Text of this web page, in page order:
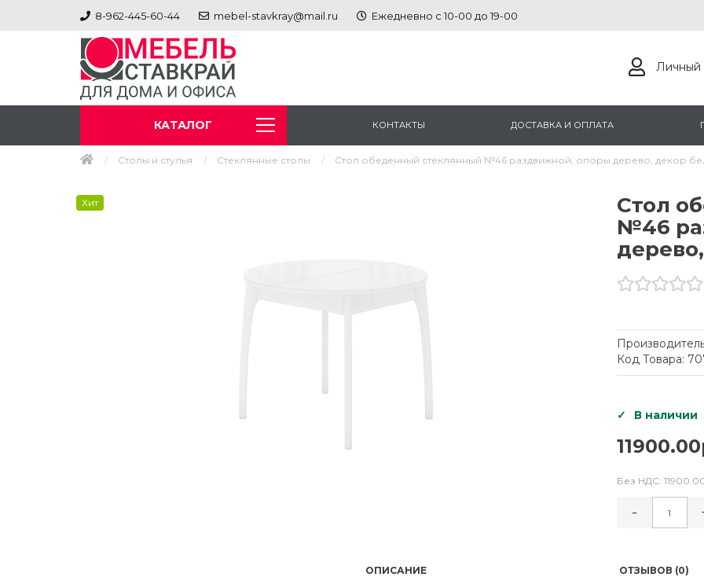
8-962-445-60-44 mebel-stavkray@mail.ru Ежедневно с 10-00 до 19-00
Личный
КАТАЛОГ КОНТАКТЫ ДОСТАВКА И ОПЛАТА
Столы и стулья Стеклянные столы Стол обеденный стеклянный №46 раздвижной, опоры дерево, декор
Хит
Стол
№46
Код Товара:
В наличии
Без НДС:
-
ОПИСАНИЕ ОТЗЫВОВ (0)